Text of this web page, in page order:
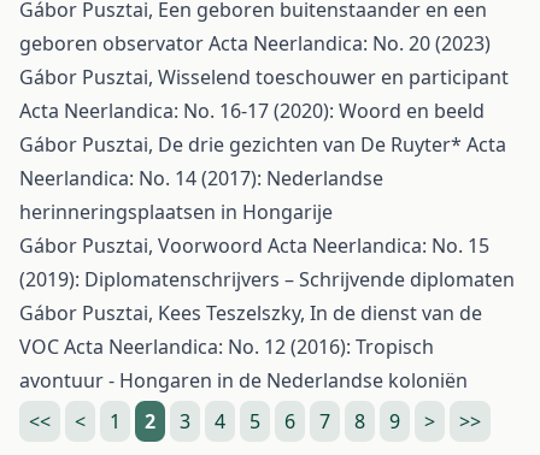
Gábor Pusztai, Een geboren buitenstaander en een
geboren observatorActa Neerlandica: No. 20 (2023)
Gábor Pusztai, Wisselend toeschouwer en participant
Acta Neerlandica: No. 16-17 (2020): Woord en beeld
Gábor Pusztai, De drie gezichten van De Ruyter* Acta
Neerlandica: No. 14 (2017): Nederlandse
herinneringsplaatsen in Hongarije
Gábor Pusztai, Voorwoord Acta Neerlandica: No. 15
(2019): Diplomatenschrijvers – Schrijvende diplomaten
Gábor Pusztai, Kees Teszelszky, In de dienst van de
VOCActa Neerlandica: No. 12 (2016): Tropisch
avontuur - Hongaren in de Nederlandse koloniën
<<
< 1 2 3 4 5 6 7 8 9 > >>